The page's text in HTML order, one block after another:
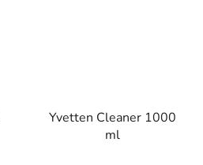
Yvetten Cleaner 1000
ml